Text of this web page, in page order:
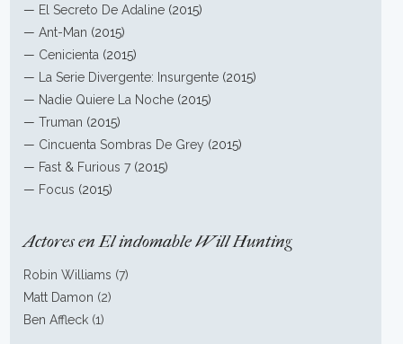
— El Secreto De Adaline (2015)
—Ant-Man (2015)
— Cenicienta (2015)
—
La Serie Divergente: Insurgente (2015)
— Nadie Quiere La Noche (2015)
—Truman (2015)
— Cincuenta Sombras De Grey (2015)
— Fast & Furious 7 (2015)
— Focus (2015)
Actores en El indomable Will Hunting
Robin Williams (7)
Matt Damon (2)
Ben Affleck (1)